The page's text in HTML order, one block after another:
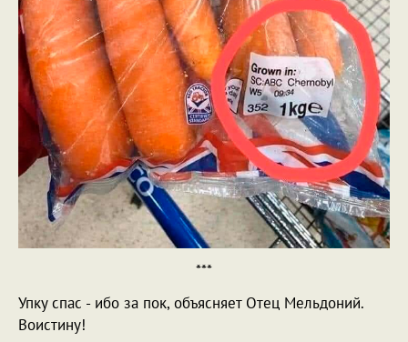
***
Упку спас - ибо за пок, объясняет Отец Мельдоний.
Воистину!